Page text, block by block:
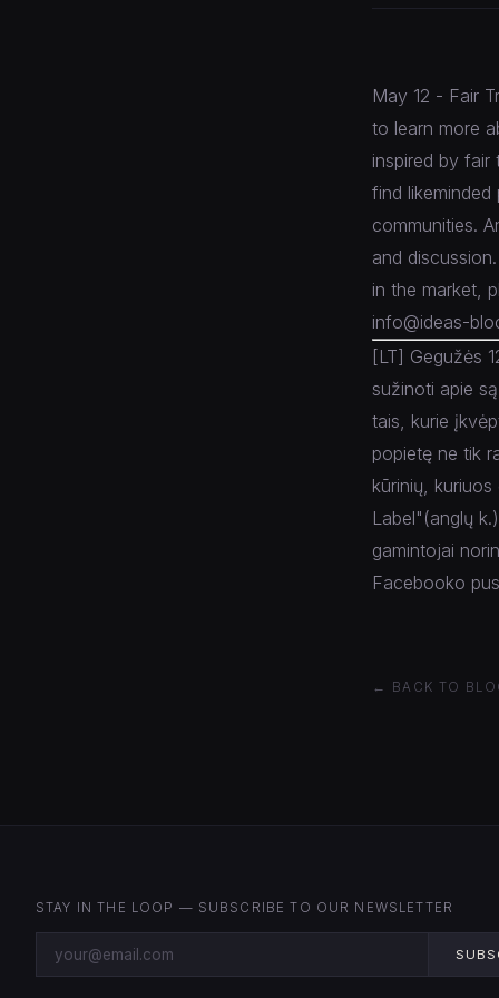
May 12 - Fair
to learn more
inspired by
find
communities.
and
in the market,
info@ideas-
[LT] Gegužės
sužinoti apie
tais, kurie
popietę ne tik
kūrinių,
Label"(anglų
gamintojai
Facebooko
← BACK TO
STAY IN THE LOOP — SUBSCRIBE TO OUR NEWSLETTER